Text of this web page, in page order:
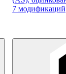
7 модификаций